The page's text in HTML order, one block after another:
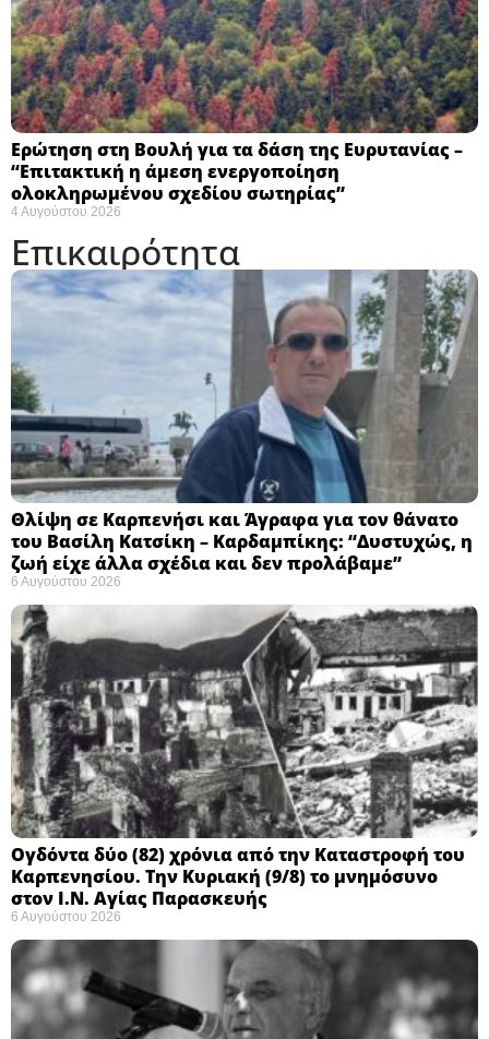
Ερώτηση στη Βουλή για τα δάση της Ευρυτανίας –
“Eπιτακτική η άμεση ενεργοποίηση
ολοκληρωμένου σχεδίου σωτηρίας”
4 Αυγούστου 2026
Επικαιρότητα
Θλίψη σε Καρπενήσι και Άγραφα για τον θάνατο
του Βασίλη Κατσίκη – Καρδαμπίκης: “Δυστυχώς, η
ζωή είχε άλλα σχέδια και δεν προλάβαμε”
6 Αυγούστου 2026
Ογδόντα δύο (82) χρόνια από την Καταστροφή του
Καρπενησίου. Την Κυριακή (9/8) το μνημόσυνο
στον Ι.Ν. Αγίας Παρασκευής
6 Αυγούστου 2026